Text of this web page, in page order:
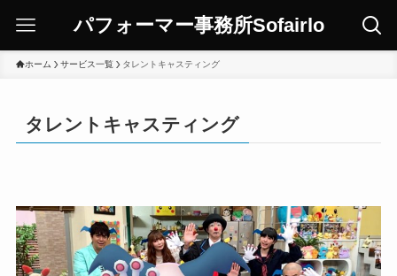
パフォーマー事務所Sofairlo
ホーム サービス一覧 タレントキャスティング
タレントキャスティング